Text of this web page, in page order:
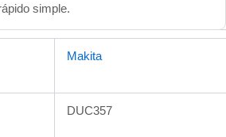
simple.
Makita
DUC357